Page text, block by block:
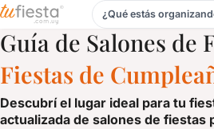
Salones de Fiestas para
¿Qué estás
Guía de Salones de
Fiestas de
descubrí el lugar ideal para tu
actualizada de salones de fiestas